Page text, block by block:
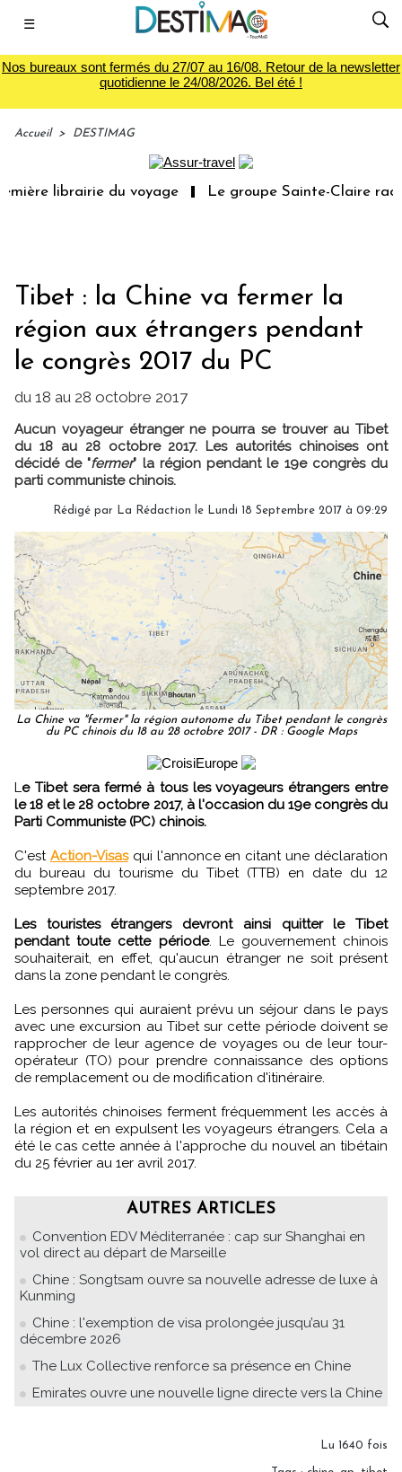
☰
Nos bureaux sont fermés du 27/07 au 16/08. Retour de la newsletter
quotidienne le 24/08/2026. Bel été !
Accueil > DESTIMAG
librairie du voyage Le groupe Sainte-Claire
Tibet : la Chine va fermer la
région aux étrangers pendant
le congrès 2017 du PC
du 18 au 28 octobre 2017
Aucun voyageur étranger ne pourra se trouver au Tibet
du 18 au 28 octobre 2017. Les autorités chinoises ont
décidé de "fermer" la région pendant le 19e congrès du
parti communiste chinois.
Rédigé par La Rédaction le Lundi 18 Septembre 2017 à 09:29
La Chine va "fermer" la région autonome du Tibet pendant le congrès
du PC chinois du 18 au 28 octobre 2017 - DR : Google Maps
Le Tibet sera fermé à tous les voyageurs étrangers entre
le 18 et le 28 octobre 2017, à l'occasion du 19e congrès du
Parti Communiste (PC) chinois.
C'est Action-Visasqui l'annonce en citant une déclaration
du bureau du tourisme du Tibet (TTB) en date du 12
septembre 2017.
Les touristes étrangers devront ainsi quitter le Tibet
pendant toute cette période. Le gouvernement chinois
souhaiterait, en effet, qu'aucun étranger ne soit présent
dans la zone pendant le congrès.
Les personnes qui auraient prévu un séjour dans le pays
avec une excursion au Tibet sur cette période doivent se
rapprocher de leur agence de voyages ou de leur tour-
opérateur (TO) pour prendre connaissance des options
de remplacement ou de modification d'itinéraire.
Les autorités chinoises ferment fréquemment les accès à
la région et en expulsent les voyageurs étrangers. Cela a
été le cas cette année à l'approche du nouvel an tibétain
du 25 février au 1er avril 2017.
AUTRES ARTICLES
Convention EDV Méditerranée : cap sur Shanghai en
vol direct au départ de Marseille
Chine : Songtsam ouvre sa nouvelle adresse de luxe à
Kunming
Chine : l'exemption de visa prolongée jusqu’au 31
décembre 2026
The Lux Collective renforce sa présence en Chine
Emirates ouvre une nouvelle ligne directe vers la Chine
Lu 1640 fois